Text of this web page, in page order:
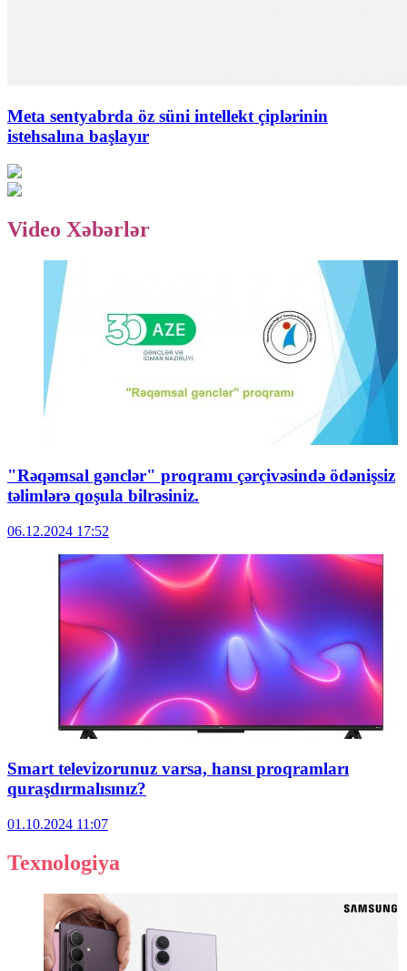
Meta sentyabrda öz süni intellekt çiplərinin
istehsalına başlayır
Video Xəbərlər
"Rəqəmsal gənclər" proqramı çərçivəsində ödənişsiz
təlimlərə qoşula bilrəsiniz.
06.12.2024 17:52
Smart televizorunuz varsa, hansı proqramları
quraşdırmalısınız?
01.10.2024 11:07
Texnologiya